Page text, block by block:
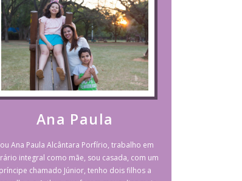
Ana Paula
Ana Paula Alcântara Porfírio, trabalho em
integral como mãe, sou casada, com um
príncipe chamado Júnior, tenho dois filhos a